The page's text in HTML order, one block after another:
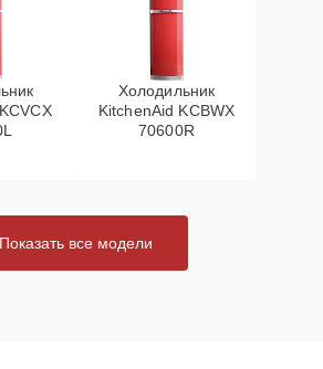
Холодильник
KitchenAid KCBWX
70600R
Показать все модели